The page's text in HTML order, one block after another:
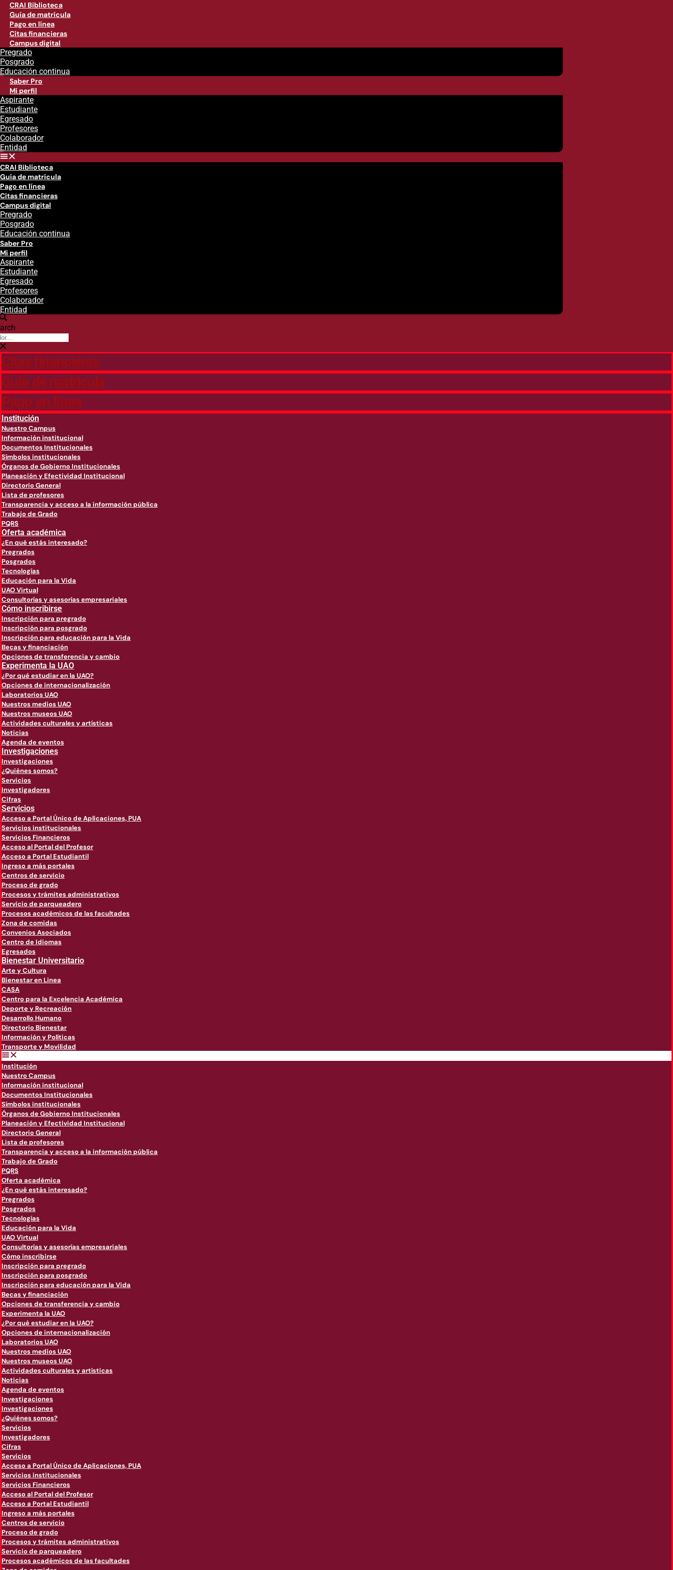
CRAI Biblioteca
Guía de matrícula
Pago en línea
Citas financieras
Campus digital
Pregrado
Posgrado
Educación continua
Saber Pro
Mi perfil
Aspirante
Estudiante
Egresado
Profesores
Colaborador
Entidad
CRAI Biblioteca
Guía de matrícula
Pago en línea
Citas financieras
Campus digital
Pregrado
Posgrado
Educación continua
Saber Pro
Mi perfil
Aspirante
Estudiante
Egresado
Profesores
Colaborador
Entidad
Citas financieras
Guía de matricula
Pago en línea
Institución
Nuestro Campus
Información institucional
Documentos Institucionales
Símbolos institucionales
Órganos de Gobierno Institucionales
Planeación y Efectividad Institucional
Directorio General
Lista de profesores
Transparencia y acceso a la información pública
Trabajo de Grado
PQRS
Oferta académica
¿En qué estás interesado?
Pregrados
Posgrados
Tecnologías
Educación para la Vida
UAO Virtual
Consultorías y asesorías empresariales
Cómo inscribirse
Inscripción para pregrado
Inscripción para posgrado
Inscripción para educación para la Vida
Becas y financiación
Opciones de transferencia y cambio
Experimenta la UAO
¿Por qué estudiar en la UAO?
Opciones de internacionalización
Laboratorios UAO
Nuestros medios UAO
Nuestros museos UAO
Actividades culturales y artísticas
Noticias
Agenda de eventos
Investigaciones
Investigaciones
¿Quiénes somos?
Servicios
Investigadores
Cifras
Servicios
Acceso a Portal Único de Aplicaciones, PUA
Servicios institucionales
Servicios Financieros
Acceso al Portal del Profesor
Acceso a Portal Estudiantil
Ingreso a más portales
Centros de servicio
Proceso de grado
Procesos y trámites administrativos
Servicio de parqueadero
Procesos académicos de las facultades
Zona de comidas
Convenios Asociados
Centro de Idiomas
Egresados
Bienestar Universitario
Arte y Cultura
Bienestar en Linea
CASA
Centro para la Excelencia Académica
Deporte y Recreación
Desarrollo Humano
Directorio Bienestar
Información y Políticas
Transporte y Movilidad
Institución
Nuestro Campus
Información institucional
Documentos Institucionales
Símbolos institucionales
Órganos de Gobierno Institucionales
Planeación y Efectividad Institucional
Directorio General
Lista de profesores
Transparencia y acceso a la información pública
Trabajo de Grado
PQRS
Oferta académica
¿En qué estás interesado?
Pregrados
Posgrados
Tecnologías
Educación para la Vida
UAO Virtual
Consultorías y asesorías empresariales
Cómo inscribirse
Inscripción para pregrado
Inscripción para posgrado
Inscripción para educación para la Vida
Becas y financiación
Opciones de transferencia y cambio
Experimenta la UAO
¿Por qué estudiar en la UAO?
Opciones de internacionalización
Laboratorios UAO
Nuestros medios UAO
Nuestros museos UAO
Actividades culturales y artísticas
Noticias
Agenda de eventos
Investigaciones
Investigaciones
¿Quiénes somos?
Servicios
Investigadores
Cifras
Servicios
Acceso a Portal Único de Aplicaciones, PUA
Servicios institucionales
Servicios Financieros
Acceso al Portal del Profesor
Acceso a Portal Estudiantil
Ingreso a más portales
Centros de servicio
Proceso de grado
Procesos y trámites administrativos
Servicio de parqueadero
Procesos académicos de las facultades